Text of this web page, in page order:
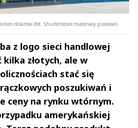
dolarów (fot. Shutterstock/materiały prasowe)
z logo sieci handlowej
złotych, ale w
stać się
poszukiwań i
ceny na rynku wtórnym.
amerykańskiej